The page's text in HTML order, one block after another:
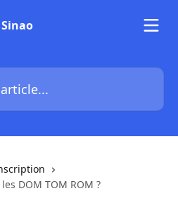
DOM TOM ROM ?